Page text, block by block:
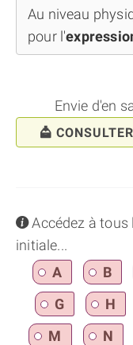
Au niveau
pour l'
Envie d'en
infoAccédez à tous
initiale...
A
B
G
H
M
N